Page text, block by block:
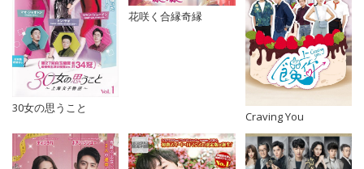
30女の思うこと
花咲く合縁奇縁
Craving You